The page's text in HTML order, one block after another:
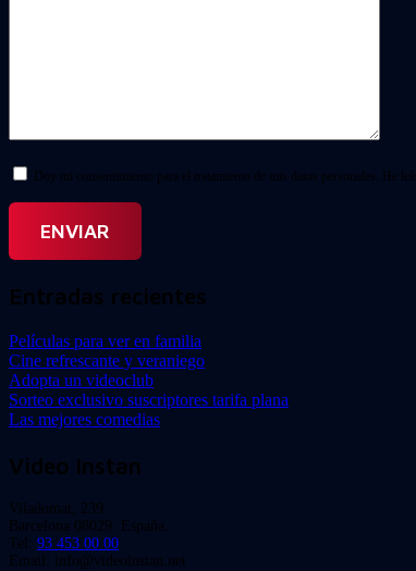
Doy mi consentimiento para el tratamiento de mis datos personales. He
Entradas recientes
Películas para ver en familia
Cine refrescante y veraniego
Adopta un videoclub
Sorteo exclusivo suscriptores tarifa plana
Las mejores comedias
Video Instan
Viladomat, 239
Barcelona 08029. España.
Tel: 93 453 00 00
Email: info@videoinstan.net